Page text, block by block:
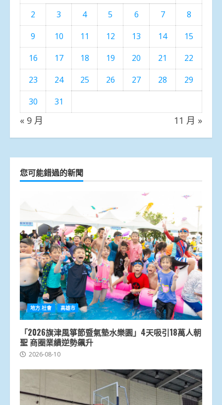
2 3 4 5 6 7
8
9
10 11 12 13 14
15
16
17 18 19 20 21
22
23
24 25 26 27 28
29
30
31
« 9 月 11 月 »
您可能錯過的新聞
地方.社會 高雄市
「2026旗津風箏節暨氣墊水樂園」4天吸引18萬人朝
聖 商圈業績逆勢飆升
2026-08-10